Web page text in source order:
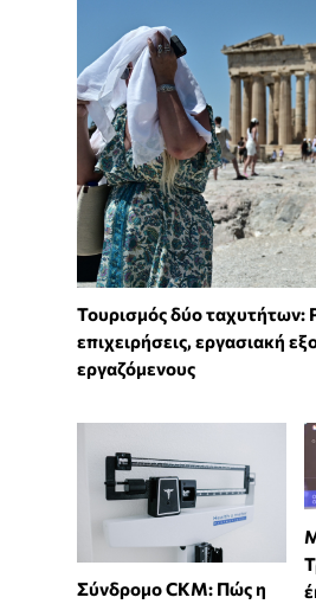
Τουρισμός δύο ταχυτήτων:
επιχειρήσεις, εργασιακή
εργαζόμενους
Σύνδρομο CKM: Πώς η